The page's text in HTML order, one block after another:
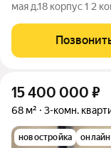
мая д.18 корпус 1 2
стиральная
земного
15 400 000 ₽
68 м² 3-комн.
новостройка